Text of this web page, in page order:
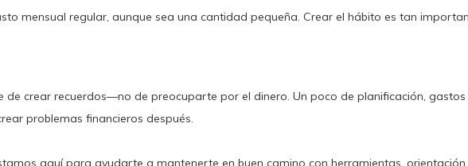
mensual regular, aunque sea una cantidad pequeña. Crear el hábito es tan
crear recuerdos—no de preocuparte por el dinero. Un poco de planificación,
problemas financieros después.
aquí para ayudarte a mantenerte en buen camino con herramientas,